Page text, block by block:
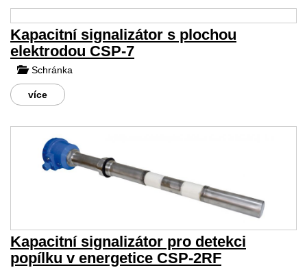
Kapacitní signalizátor s plochou
elektrodou CSP-7
Schránka
více
Kapacitní signalizátor pro detekci
popílku v energetice CSP-2RF